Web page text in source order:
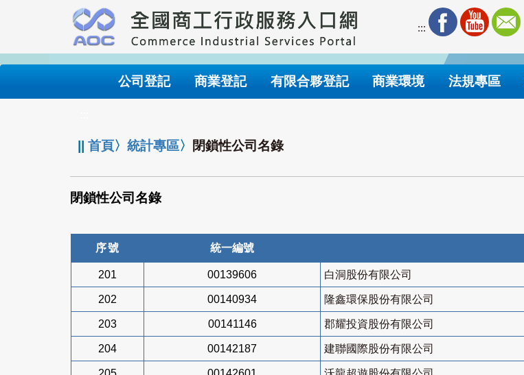
要
內
:::
公司登記 商業登記 有限合夥登記 商業環境 法規專區
||首頁〉統計專區〉 閉鎖性公司名錄
閉鎖性公司名錄
序號 統一編號
201 00139606 白洞股份有限公司
202 00140934 隆鑫環保股份有限公司
203 00141146 郡耀投資股份有限公司
204 00142187 建聯國際股份有限公司